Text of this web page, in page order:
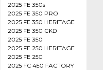
2025 FE 350s
2025 FE 350 PRO
2025 FE 350 HERITAGE
2025 FE 350 CKD
2025 FE 350
2025 FE 250 HERITAGE
2025 FE 250
2025 FC 450 FACTORY